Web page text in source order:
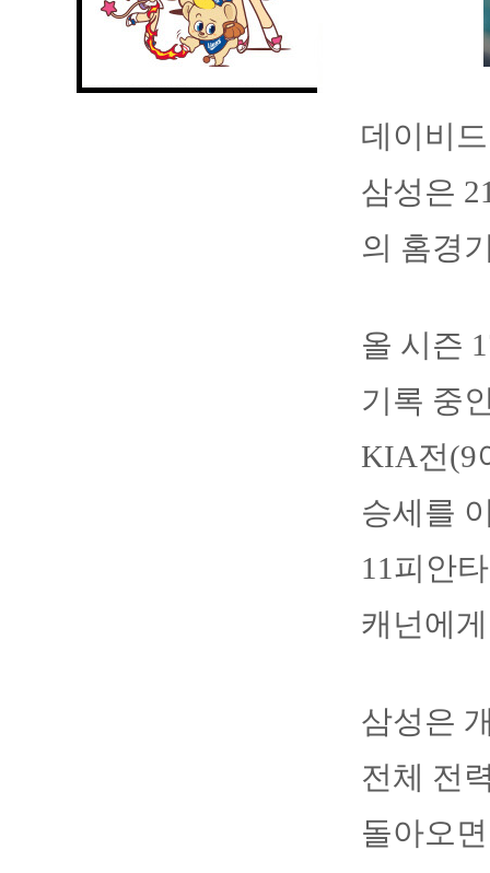
데이비
삼성은
의 홈경
올 시즌
기록 중
KIA전(9
승세를
11피안
캐넌에
삼성은
전체 전
돌아오